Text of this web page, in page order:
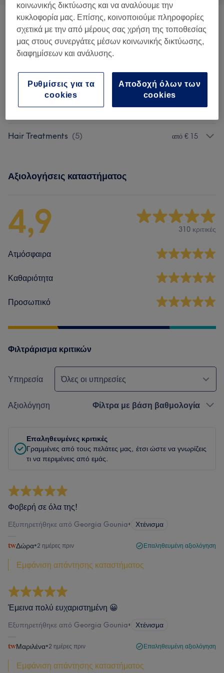
Luxury Japanese Hair Treatments By
Milbon (4)
από € 10
Cut & Style (4) από € 8
Hair Treatments (5) από € 15
Αξιολογήσεις καταστήματος
4,9 310 κριτικές
Ατμόσφαιρα
Καθαριότητα
Προσωπικό
Φιλτράρισμα κριτικών
Υπηρεσία Όλες οι υπηρεσίες
Αξιολόγηση Φίλτρα με βάση βαθμολογία
Επαληθευμένες κριτικές
Γραμμένες από τους πελάτες μας, έτσι ώστε να γνωρίζεις
τι να περιμένεις από εμάς.
Φοβερή σε όλα της!
Εξυπηρετήθηκε από Georgia Gounia• Χτένισμα
Δώρα•2 ημέρες πριν Επαληθευμένη αξιολόγηση
Εμφάνιση απάντησης καταστήματος
Έμεινα πολύ ευχαριστημένη 😀
Εξυπηρετήθηκε από Georgia Gounia• Χτένισμα
Μαριλένα•2 ημέρες πριν Επαληθευμένη αξιολόγηση
Εμφάνιση απάντησης καταστήματος
κοινωνικής δικτύωσης και να αναλύουμε την
κυκλοφορία μας. Επίσης, κοινοποιούμε πληροφορίες
σχετικά με την από μέρους σας χρήση της τοποθεσίας
μας στους συνεργάτες μέσων κοινωνικής δικτύωσης,
διαφημίσεων και ανάλυσης.
Αποδοχή όλων των
cookies
Ρυθμίσεις για τα
cookies